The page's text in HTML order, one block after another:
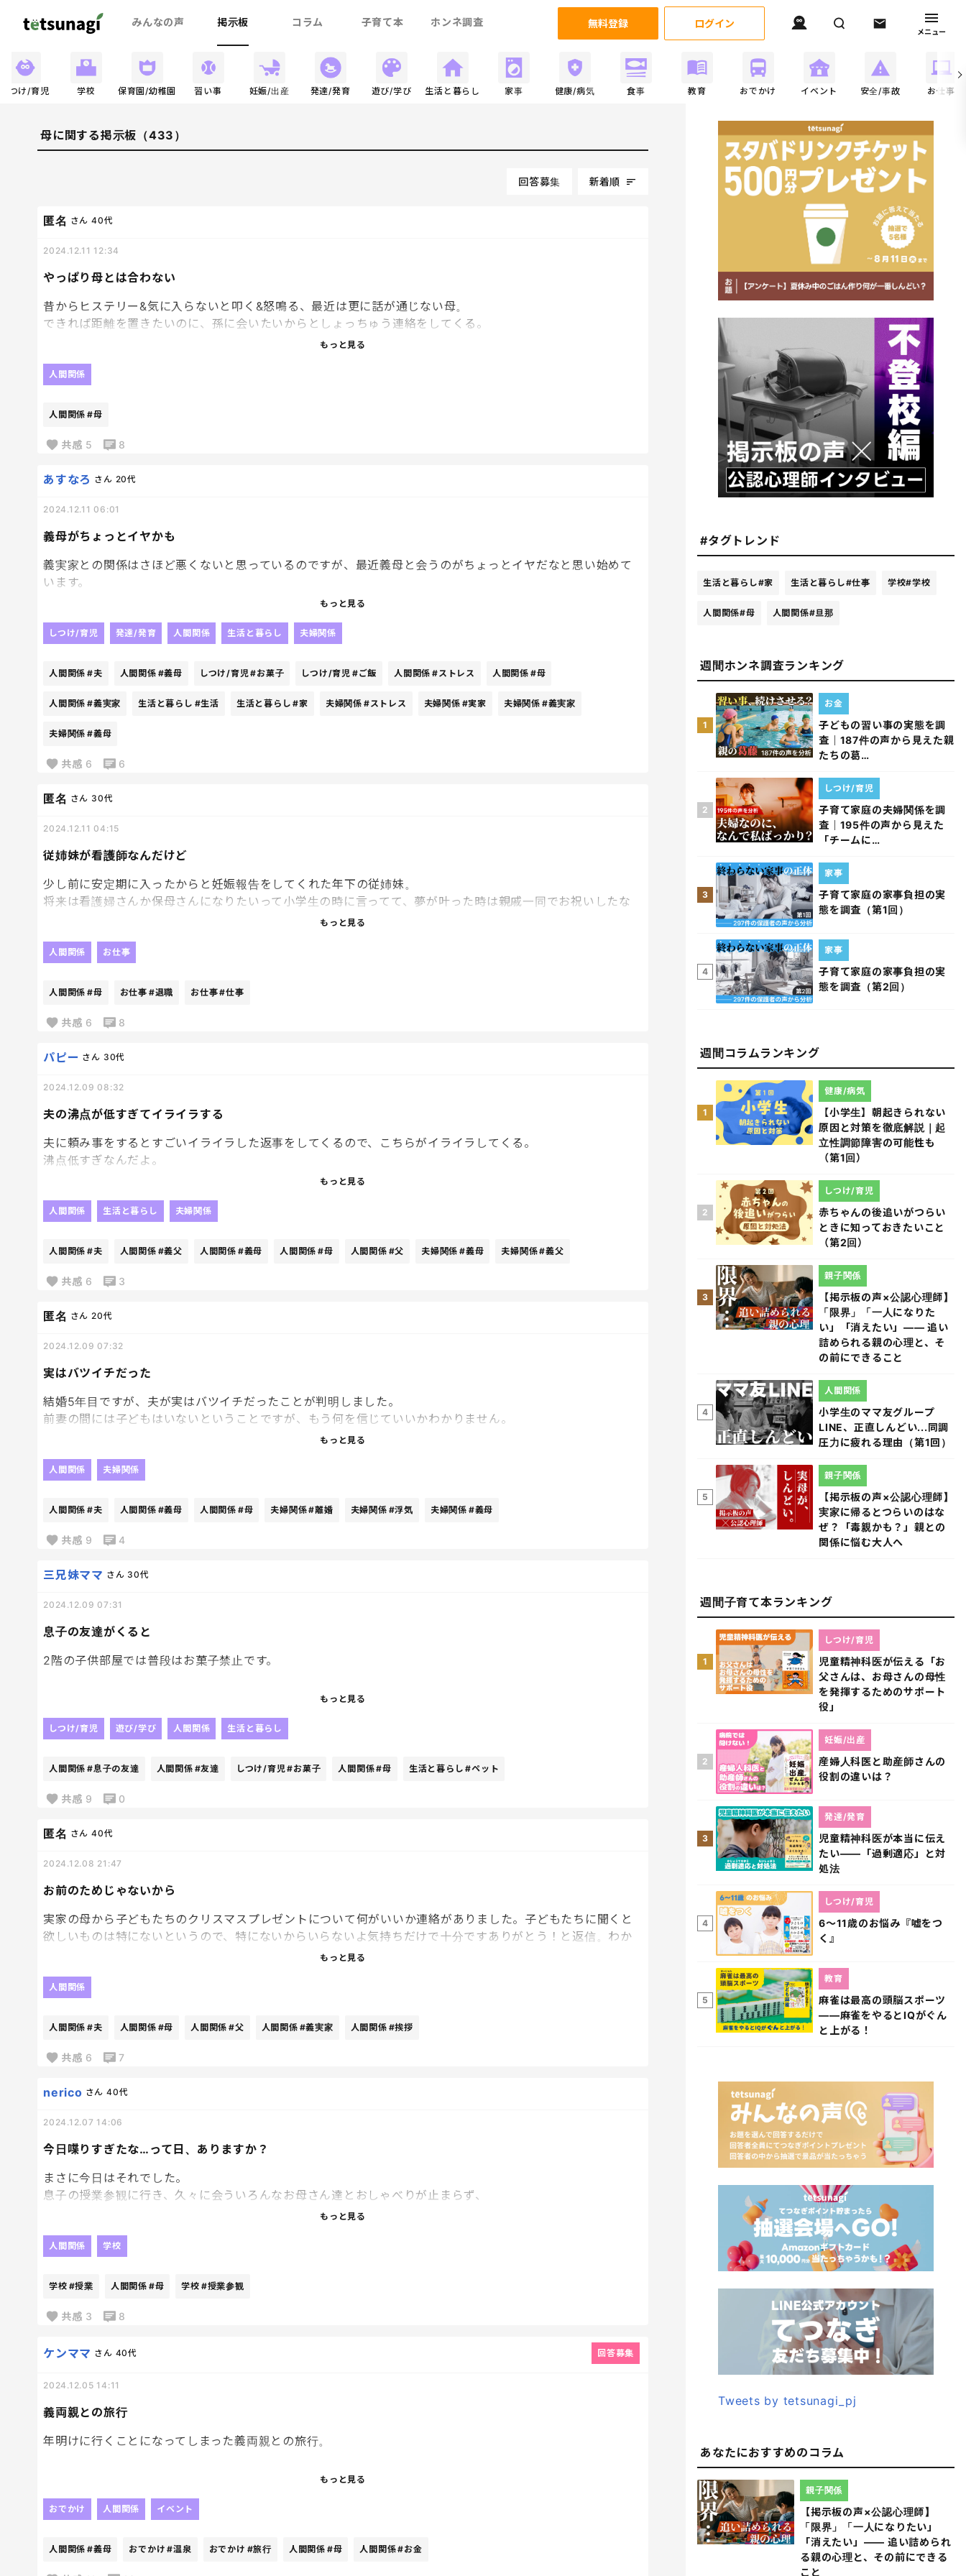
みんなの声 掲示板 コラム 子育て本 ホンネ調査 無料登録 ログイン
メニュー
しつけ/育児 学校 保育園/幼稚園 習い事 妊娠/出産 発達/発育 遊び/学び 生活と暮らし 家事 健康/病気 食事 教育 おでかけ イベント 安全/事故 お仕事
母に関する掲示板（433）
回答募集 新着順
やっぱり母とは合わない
匿名 さん 40代
2024.12.11 12:34
昔からヒステリー&気に入らないと叩く&怒鳴る、最近は更に話が通じない母。
できれば距離を置きたいのに、孫に会いたいからとしょっちゅう連絡をしてくる。
それが今日だったのですが…やっぱり腹が立つ😇
ご馳走してくれたり孫にプレゼントくれたりそれは感謝してるのだが、だがしかし、本当に疲れる。
手をつなぐのがあまり好きじゃない娘が、母が手をつなごうとしたら拒否。
なんで⁉️なんで手を繋いでくれないの⁉️
はあ？？？
もっと見る
人間関係
人間関係 #母
共感 5 8
義母がちょっとイヤかも
あすなろ さん 20代
2024.12.11 06:01
義実家との関係はさほど悪くないと思っているのですが、最近義母と会うのがちょっとイヤだなと思い始めて
います。
す。
り・・・
「そろそろ、ごちそうさましようか？」と言っても「いいじょない。あげても・・」と言って私の気持ちを汲み
あとは、遊びにきたら帰るのが遅くて、その時間まで娘も起きていることがあってそれが一番のストレスかも
です。
遅くても夜の20時までには寝せたいし、私も疲れるから21時くらいには帰って欲しいのですが23時くらいまで
いることもザラ。
ても「しょうがないよ。孫がかわいいんだよ」で全部片づける。
私は、嫌だと思うのは当たり前なのかなと思うのですが、もしかして私の心がせまいのかなとかもちょっと思
ったりと・・・モヤモヤー！
とにかくあまり会いたくない！
もっと見る
しつけ/育児 発達/発育 人間関係 生活と暮らし 夫婦関係
人間関係 #夫 人間関係 #義母 しつけ/育児#お菓子 しつけ/育児 #ご飯 人間関係 #ストレス 人間関係 #母
人間関係 #義実家 生活と暮らし #生活 生活と暮らし #家 夫婦関係 #ストレス 夫婦関係 #実家 夫婦関係 #義実家
夫婦関係 #義母
共感 6 6
従姉妹が看護師なんだけど
匿名 さん 30代
2024.12.11 04:15
少し前に安定期に入ったからと妊娠報告をしてくれた年下の従姉妹。
将来は看護婦さんか保母さんになりたいって小学生の時に言ってて、夢が叶った時は親戚一同でお祝いしたな
ぁ懐かしいなぁ、なんて思ってたんだけど、看護師辞めたらしい。
先に師長に報告したら妊娠報告を次回の申し送り？みたいな場でも言ってと言われ発表したら、ものすごく空
れ、その後もそんな事が続き精神的にやられて休職からの退職。
じゃん。身内だから余計に腹たったわ。
もっと見る
人間関係 お仕事
人間関係 #母 お仕事 #退職 お仕事#仕事
共感 6 8
夫の沸点が低すぎてイライラする
パピー さん 30代
2024.12.09 08:32
夫に頼み事をするとすごいイライラした返事をしてくるので、こちらがイライラしてくる。
沸点低すぎなんだよ。
義母と義父も常にイライラするやり取りしているからもう遺伝だと思ってあきらめるけど、イラつく。
もっと見る
人間関係 生活と暮らし 夫婦関係
人間関係 #夫 人間関係 #義父 人間関係 #義母 人間関係 #母 人間関係 #父 夫婦関係 #義母 夫婦関係#義父
共感 6 3
実はバツイチだった
匿名 さん 20代
2024.12.09 07:32
結婚5年目ですが、夫が実はバツイチだったことが判明しました。
前妻の間には子どもはいないということですが、もう何を信じていいかわかりません。
どうせならずっと黙っていてほしかったというのが今の気持ちです。
どうしたらいいかもうわかりません。
何でこのタイミングで言ってきたかも分からないし、どんな思いでカミングアウトしたのかも分からないで
頭が真っ白です。
もっと見る
人間関係 夫婦関係
人間関係 #夫 人間関係 #義母 人間関係 #母 夫婦関係#離婚 夫婦関係 #浮気 夫婦関係 #義母
共感 9 4
息子の友達がくると
三兄妹ママ さん 30代
2024.12.09 07:31
2階の子供部屋では普段はお菓子禁止です。
でも、お友達が来る時はあれもダメこれもダメだと息子もかわいそうかな。と思うのでお菓子okにしてます！
お手拭きとゴミ箱もしっかり準備して持っていくんだけど、なぜなんだろう
もっと見る
しつけ/育児 遊び/学び 人間関係 生活と暮らし
人間関係 #息子の友達 人間関係 #友達 しつけ/育児#お菓子 人間関係#母 生活と暮らし #ペット
共感 9 0
お前のためじゃないから
匿名 さん 40代
2024.12.08 21:47
実家の母から子どもたちのクリスマスプレゼントについて何がいいか連絡がありました。子どもたちに聞くと
欲しいものは特にないというので、特にないからいらないよ気持ちだけで十分ですありがとう！と返信。わか
から。わかってんの？」と。わかってるけど、と私は答えながら本当に嫌だなぁと具合が悪くなってしまいまし
た届いたら電話でお礼を言わなきゃいけないし、新年の挨拶も控えてる。実家の親なのに義実家のような感じ
もっと見る
人間関係
人間関係 #夫 人間関係 #母 人間関係 #父 人間関係 #義実家 人間関係 #挨拶
共感 6 7
今日喋りすぎたな…って日、ありますか？
nerico さん 40代
2024.12.07 14:06
まさに今日はそれでした。
息子の授業参観に行き、久々に会ういろんなお母さん達とおしゃべりが止まらず、
そんな日、ありますか？
もっと見る
人間関係 学校
学校 #授業 人間関係 #母 学校 #授業参観
共感 3 8
義両親との旅行
ケンママ さん 40代 回答募集
2024.12.05 14:11
年明けに行くことになってしまった義両親との旅行。
き、気まずい…
お金の割り振りとかさ、どうすんの？
もっと見る
おでかけ 人間関係 イベント
人間関係 #義母 おでかけ #温泉 おでかけ #旅行 人間関係 #母 人間関係#お金
#タグトレンド
生活と暮らし#家 生活と暮らし#仕事 学校#学校
人間関係#母 人間関係#旦那
週間ホンネ調査ランキング
1
子どもの習い事の実態を調
査｜187件の声から見えた親
たちの葛…
お金
2
子育て家庭の夫婦関係を調
査｜195件の声から見えた
「チームに…
しつけ/育児
3
子育て家庭の家事負担の実
態を調査（第1回）
家事
4
子育て家庭の家事負担の実
態を調査（第2回）
家事
週間コラムランキング
1
【小学生】朝起きられない
原因と対策を徹底解説｜起
立性調節障害の可能性も
（第1回）
健康/病気
2
赤ちゃんの後追いがつらい
ときに知っておきたいこと
（第2回）
しつけ/育児
3
【掲示板の声×公認心理師】
「限界」「一人になりた
い」「消えたい」―― 追い
詰められる親の心理と、そ
の前にできること
親子関係
4
小学生のママ友グループ
LINE、正直しんどい...同調
圧力に疲れる理由（第1回）
人間関係
5
【掲示板の声×公認心理師】
実家に帰るとつらいのはな
ぜ？「毒親かも？」親との
関係に悩む大人へ
親子関係
週間子育て本ランキング
1
児童精神科医が伝える「お
父さんは、お母さんの母性
を発揮するためのサポート
役」
しつけ/育児
2
産婦人科医と助産師さんの
役割の違いは？
妊娠/出産
3
児童精神科医が本当に伝え
たい――「過剰適応」と対
処法
発達/発育
4
6～11歳のお悩み『嘘をつ
く』
しつけ/育児
5
麻雀は最高の頭脳スポーツ
――麻雀をやるとIQがぐん
と上がる！
教育
Tweets by tetsunagi_pj
あなたにおすすめのコラム
【掲示板の声×公認心理師】
「限界」「一人になりたい」
「消えたい」―― 追い詰められ
る親の心理と、その前にできる
こと
親子関係